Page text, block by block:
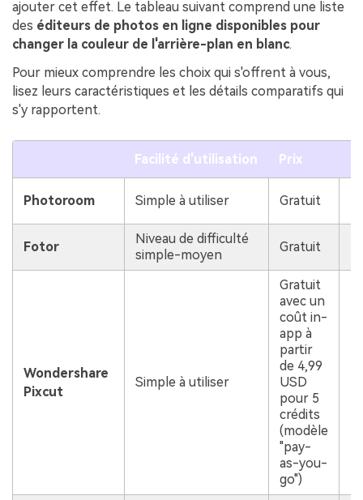
ajouter cet effet. Le tableau suivant comprend une liste
des éditeurs de photos en ligne disponibles pour
changer la couleur de l'arrière-plan en blanc.
Pour mieux comprendre les choix qui s'offrent à vous,
lisez leurs caractéristiques et les détails comparatifs qui
s'y rapportent.
Facilité d'utilisation Prix
Photoroom Simple à utiliser Gratuit
Fotor
Niveau de difficulté
simple-moyen
Gratuit
Wondershare
Pixcut
Simple à utiliser
Gratuit
avec un
coût in-
app à
partir
de 4,99
USD
pour 5
crédits
(modèle
"pay-
as-you-
go")